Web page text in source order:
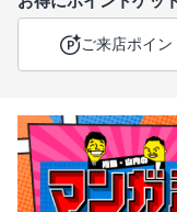
ご来店ポイン